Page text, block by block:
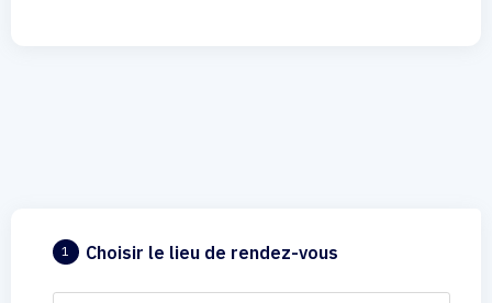
1 Choisir le lieu de rendez-vous